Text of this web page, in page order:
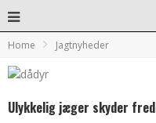
Home Jagtnyheder
Ulykkelig jæger skyder